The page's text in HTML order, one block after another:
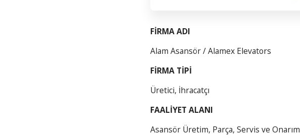
FİRMA ADI
Alam Asansör / Alamex Elevators
FİRMA TİPİ
Üretici, İhracatçı
FAALİYET ALANI
Asansör Üretim, Parça, Servis ve Onarım